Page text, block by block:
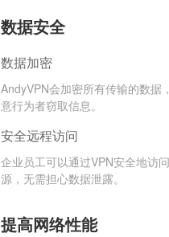
数据安全
数据加密
AndyVPN会加密所有传输的数据
意行为者窃取信息。
安全远程访问
企业员工可以通过VPN安全地访
源，无需担心数据泄露。
提高网络性能